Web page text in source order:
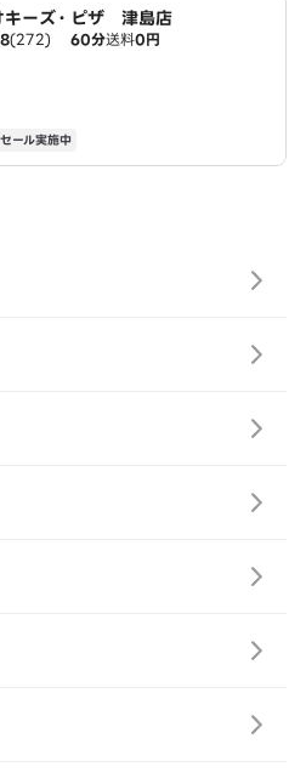
キーズ・ピザ 津島店
(272) 60分送料0円
ール実施中